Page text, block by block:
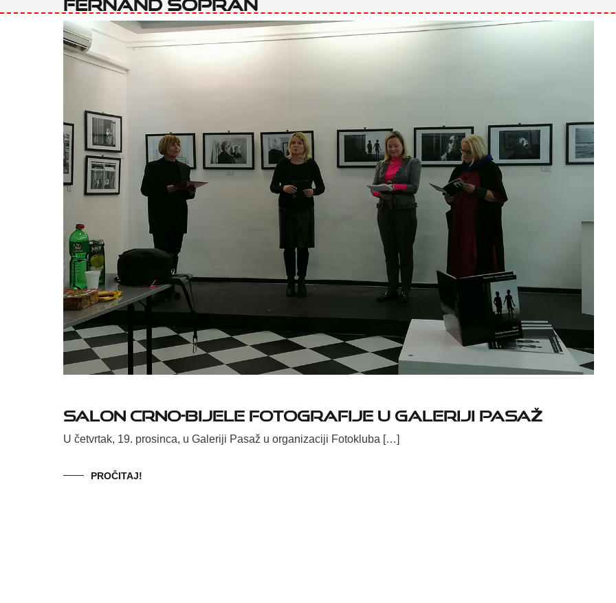
Salon crno-bijele fotografije u Galeriji Pasaž
U četvrtak, 19. prosinca, u Galeriji Pasaž u organizaciji Fotokluba […]
PROČITAJ!